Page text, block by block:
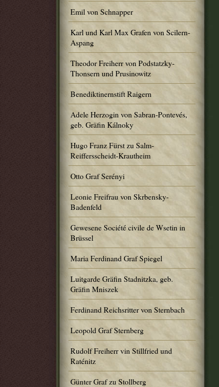
Emil von Schnapper
Karl und Karl Max Grafen von Scilern-
Aspang
Theodor Freiherr von Podstatzky-
Thonsern und Prusinowitz
Benediktinernstift Raigern
Adele Herzogin von Sabran-Pontevés,
geb. Gräfin Kálnoky
Hugo Franz Fürst zu Salm-
Reiffersscheidt-Krautheim
Otto Graf Serényi
Leonie Freifrau von Skrbensky-
Badenfeld
Gewesene Société civile de Wsetin in
Brüssel
Maria Ferdinand Graf Spiegel
Luitgarde Gräfin Stadnitzka, geb.
Gräfin Mniszek
Ferdinand Reichsritter von Sternbach
Leopold Graf Sternberg
Rudolf Freiherr vin Stillfried und
Raténitz
Günter Graf zu Stollberg